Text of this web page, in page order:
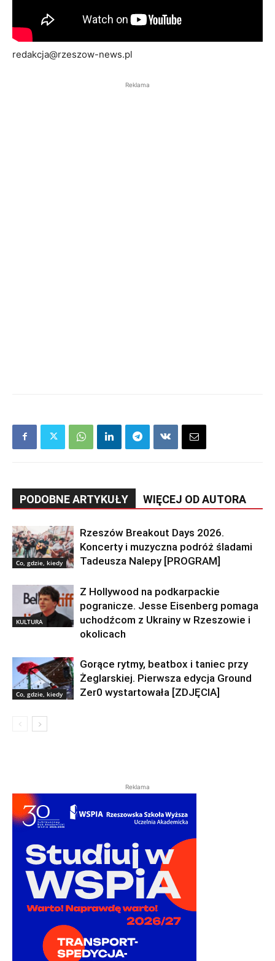
redakcja@rzeszow-news.pl
Reklama
PODOBNE ARTYKUŁY WIĘCEJ OD AUTORA
Co, gdzie, kiedy
Rzeszów Breakout Days 2026.
Koncerty i muzyczna podróż śladami
Tadeusza Nalepy [PROGRAM]
KULTURA
Z Hollywood na podkarpackie
pogranicze. Jesse Eisenberg pomaga
uchodźcom z Ukrainy w Rzeszowie i
okolicach
Co, gdzie, kiedy
Gorące rytmy, beatbox i taniec przy
Żeglarskiej. Pierwsza edycja Ground
Zer0 wystartowała [ZDJĘCIA]
Reklama